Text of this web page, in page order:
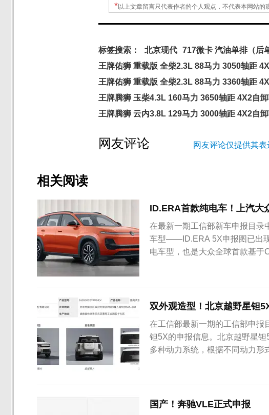
*以上文章留言只代表作者的个人观点，不代表本网站
标签搜索： 北京现代 717微卡 汽油单排（后
王牌佑狮 重载版 全柴2.3L 88马力 3050轴距
王牌佑狮 重载版 全柴2.3L 88马力 3360轴距
王牌腾狮 玉柴4.3L 160马力 3650轴距 4X2自
王牌腾狮 云内3.8L 129马力 3000轴距 4X2自
网友评论 网友评论仅提供其
相关阅读
ID.ERA首款纯电车！上汽大
在最新一期工信部新车申报目录
车型——ID.ERA 5X申报图已出
电车型，也是大众全球首款基于
双外观造型！北京越野星钽
在工信部最新一期的工信部申报
钽5X的申报信息。北京越野星
多种动力系统，根据不同动力形
国产！奔驰VLE正式申报